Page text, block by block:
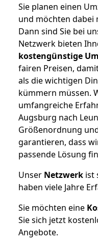
Sie planen einen
und möchten dabei
Dann sind Sie bei
Netzwerk bieten
kostengünstige
fairen Preisen,
als die wichtigen
kümmern müssen.
umfangreiche
Augsburg nach
Größenordnung
garantieren, dass
passende Lösung
Unser Netzwerk ist
haben viele Jahre
Sie möchten eine
Sie sich jetzt
Angebote.